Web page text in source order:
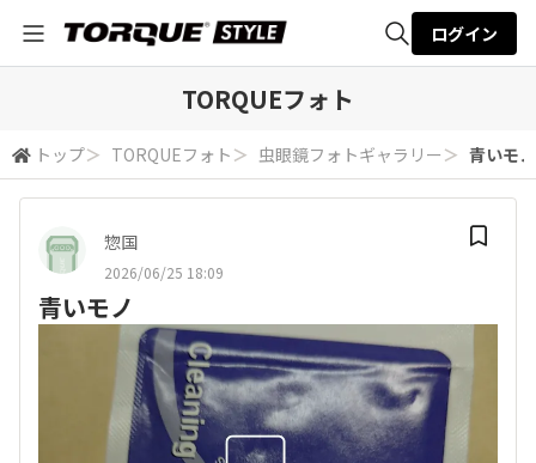
検索
ログイン
TORQUEフォト
トップ＞ TORQUEフォト ＞ 虫眼鏡フォトギャラリー ＞ 青いモノ
惣国
2026/06/25 18:09
青いモノ